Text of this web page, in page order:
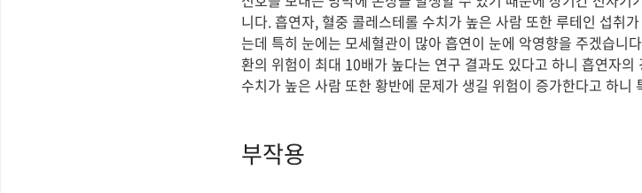
니다. 흡연자, 혈중 콜레스테롤 수치가 높은 사람 또한 루테인 섭취
는데 특히 눈에는 모세혈관이 많아 흡연이 눈에 악영향을 주겠습니
환의 위험이 최대 10배가 높다는 연구 결과도 있다고 하니 흡연자
수치가 높은 사람 또한 황반에 문제가 생길 위험이 증가한다고 하니
부작용